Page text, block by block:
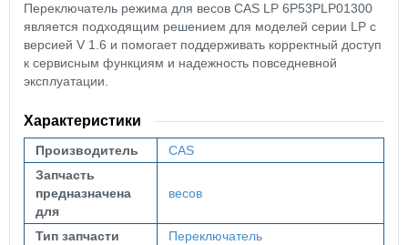
Переключатель режима для весов CAS LP 6P53PLP01300
является подходящим решением для моделей серии LP с
версией V 1.6 и помогает поддерживать корректный доступ
к сервисным функциям и надежность повседневной
эксплуатации.
Характеристики
Производитель
CAS
Запчасть
предназначена
для
весов
Тип запчасти
Переключатель